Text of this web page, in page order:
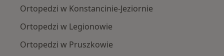
Ortopedzi w Konstancinie-Jeziornie
Ortopedzi w Legionowie
Ortopedzi w Pruszkowie